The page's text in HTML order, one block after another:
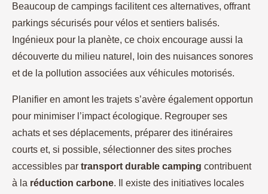
Beaucoup de campings facilitent ces alternatives, offrant
parkings sécurisés pour vélos et sentiers balisés.
Ingénieux pour la planète, ce choix encourage aussi la
découverte du milieu naturel, loin des nuisances sonores
et de la pollution associées aux véhicules motorisés.
Planifier en amont les trajets s’avère également opportun
pour minimiser l’impact écologique. Regrouper ses
achats et ses déplacements, préparer des itinéraires
courts et, si possible, sélectionner des sites proches
accessibles par transport durable camping contribuent
à la réduction carbone. Il existe des initiatives locales